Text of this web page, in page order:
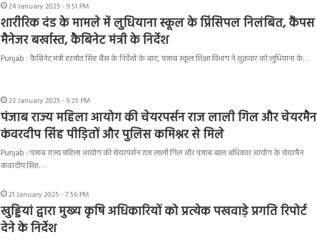
24 January 2025 - 9:51 PM
शारीरिक दंड के मामले में लुधियाना स्कूल के प्रिंसिपल निलंबित, कैंपस
मैनेजर बर्खास्त, कैबिनेट मंत्री के निर्देश
Punjab : कैबिनेट मंत्री हरजोत सिंह बैंस के निर्देशों के बाद, पंजाब स्कूल शिक्षा विभाग ने शुक्रवार को लुधियाना के…
23 January 2025 - 9:25 PM
पंजाब राज्य महिला आयोग की चेयरपर्सन राज लाली गिल और चेयरमैन
कंवरदीप सिंह पीड़ितों और पुलिस कमिश्नर से मिले
Punjab : पंजाब राज्य महिला आयोग की चेयरपर्सन राज लाली गिल और पंजाब बाल अधिकार आयोग के चेयरमैन
कंवरदीप सिंह…
21 January 2025 - 7:56 PM
खुड्डियां द्वारा मुख्य कृषि अधिकारियों को प्रत्येक पखवाड़े प्रगति रिपोर्ट
देने के निर्देश